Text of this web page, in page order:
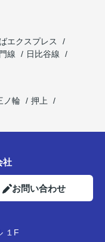
エクスプレス
線
日比谷線
ノ輪
押上
社
お問い合わせ
１F